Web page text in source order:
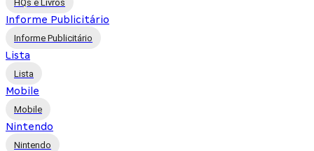
HQs e Livros
Informe Publicitário
Informe Publicitário
Lista
Lista
Mobile
Mobile
Nintendo
Nintendo